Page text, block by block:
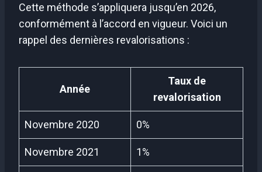
Cette méthode s’appliquera jusqu’en 2026,
conformément à l’accord en vigueur. Voici un
rappel des dernières revalorisations :
Année
Taux de
revalorisation
Novembre 2020 0%
Novembre 2021 1%